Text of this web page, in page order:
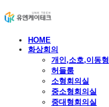
HOME
화상회의
개인,소호,이동형
허들룸
소형회의실
중소형회의실
중대형회의실